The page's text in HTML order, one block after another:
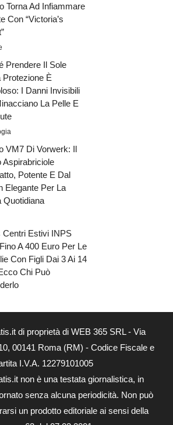
Torna Ad Infiammare
Con “Victoria’s
Prendere Il Sole
Protezione È
I Danni Invisibili
La Pelle E
VM7 Di Vorwerk: Il
Aspirabriciole
Potente E Dal
Elegante Per La
Quotidiana
Centri Estivi INPS
A 400 Euro Per Le
Con Figli Dai 3 Ai 14
Chi Può
di proprietà di WEB 365 SRL - Via
00141 Roma (RM) - Codice Fiscale e
I.V.A. 12279101005
non è una testata giornalistica, in
senza alcuna periodicità. Non può
un prodotto editoriale ai sensi della